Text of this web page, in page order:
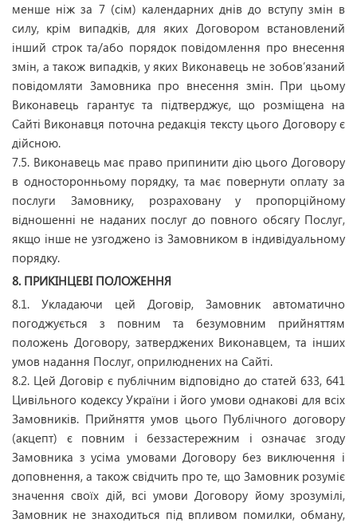
менше ніж за 7 (сім) календарних днів до вступу змін в
силу, крім випадків, для яких Договором встановлений
інший строк та/або порядок повідомлення про внесення
змін, а також випадків, у яких Виконавець не зобов’язаний
повідомляти Замовника про внесення змін. При цьому
Виконавець гарантує та підтверджує, що розміщена на
Сайті Виконавця поточна редакція тексту цього Договору є
дійсною.
7.5. Виконавець має право припинити дію цього Договору
в односторонньому порядку, та має повернути оплату за
послуги Замовнику, розраховану у пропорційному
відношенні не наданих послуг до повного обсягу Послуг,
якщо інше не узгоджено із Замовником в індивідуальному
порядку.
8. ПРИКІНЦЕВІ ПОЛОЖЕННЯ
8.1. Укладаючи цей Договір, Замовник автоматично
погоджується з повним та безумовним прийняттям
положень Договору, затверджених Виконавцем, та інших
умов надання Послуг, оприлюднених на Сайті.
8.2. Цей Договір є публічним відповідно до статей 633, 641
Цивільного кодексу України і його умови однакові для всіх
Замовників. Прийняття умов цього Публічного договору
(акцепт) є повним і беззастережним і означає згоду
Замовника з усіма умовами Договору без виключення і
доповнення, а також свідчить про те, що Замовник розуміє
значення своїх дій, всі умови Договору йому зрозумілі,
Замовник не знаходиться під впливом помилки, обману,